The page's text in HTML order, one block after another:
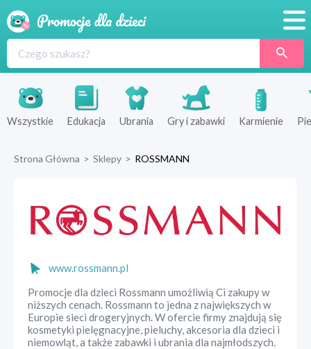
Produkty
Sklepy
Wszystkie Edukacja Ubrania Gry i zabawki Karmienie
Strona Główna > Sklepy > ROSSMANN
www.rossmann.pl
Promocje dla dzieci Rossmann umożliwią Ci zakupy w
niższych cenach. Rossmann to jedna z największych w
Europie sieci drogeryjnych. W ofercie firmy znajdują się
kosmetyki pielęgnacyjne, pieluchy, akcesoria dla dzieci i
niemowląt, a także zabawki i ubrania dla najmłodszych.